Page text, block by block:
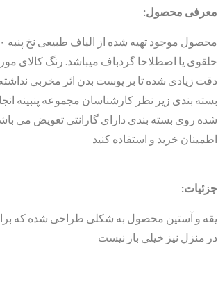
معرفی محصول:
حلقوی یا اصطلاحا گردباف میباشد. رنگ کالای
دقت زیادی شده تا بر پوست بدن اثر مخربی
بسته بندی زیر نظر کارشناسان مجموعه پنبینه
شده روی بسته بندی دارای گارانتی تعویض می
اطمینان خرید و استفاده کنید
جزئیات:
یقه و آستین محصول به شکلی طراحی شده که
در منزل نیز خیلی باز نیست